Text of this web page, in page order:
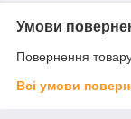
Умови
Повернення
Всі умови